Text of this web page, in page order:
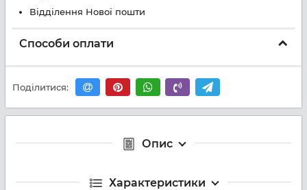
Відділення Нової пошти
Способи оплати
Поділитися:
Опис
Характеристики